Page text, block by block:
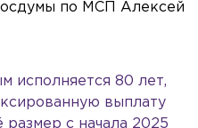
по МСП Алексей
исполняется 80 лет,
выплату
размер с начала 2025